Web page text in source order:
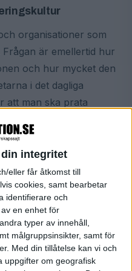
integritet
eller får åtkomst till
cookies, samt bearbetar
identifierare och
en enhet för
typer av innehåll,
målgruppsinsikter, samt för
Med din tillåtelse kan vi och
uppgifter om geografisk
organisationer som
är emellertid hur
och hur mycket den
i det dagliga
att man ska prata
Begreppet
sätt och är väldigt
om att värderingarna
Då kan man fatta
och låta dem vara
arbetsplatsen, säger